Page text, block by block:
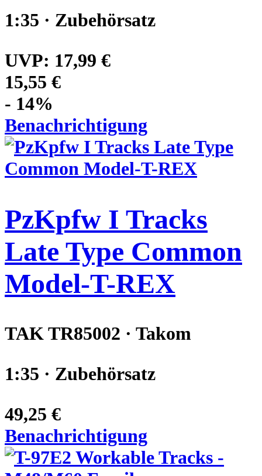
1:35 · Zubehörsatz
UVP: 17,99 €
15,55 €
- 14%
Benachrichtigung
PzKpfw I Tracks
Late Type Common
Model-T-REX
TAK TR85002 · Takom
1:35 · Zubehörsatz
49,25 €
Benachrichtigung